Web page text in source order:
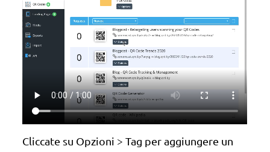
Cliccate su Opzioni > Tag per aggiungere un